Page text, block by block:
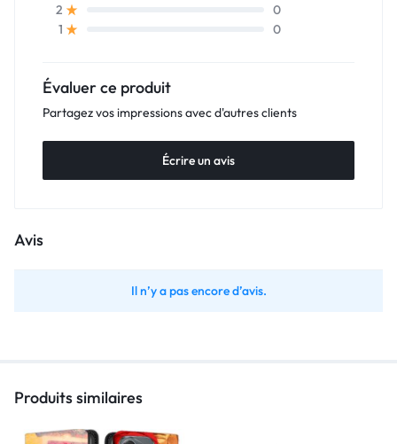
2
0
1
0
Évaluer ce produit
Partagez vos impressions avec d'autres clients
Écrire un avis
Avis
Il n’y a pas encore d’avis.
Produits similaires